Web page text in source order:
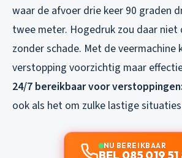
waar de afvoer drie keer 90 graden
twee meter. Hogedruk zou daar niet
zonder schade. Met de veermachine
verstopping voorzichtig maar
24/7 bereikbaar voor verstoppingen:
ook als het om zulke lastige
NU BEREIKBAAR
BEL 085 019 51